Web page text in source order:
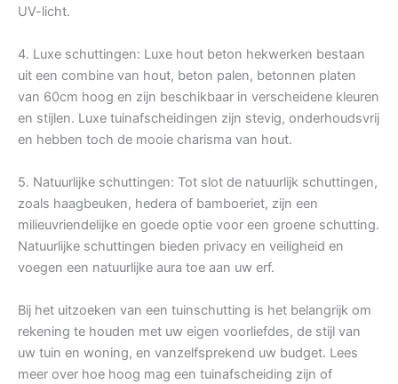
UV-licht.
4. Luxe schuttingen: Luxe hout beton hekwerken bestaan
uit een combine van hout, beton palen, betonnen platen
van 60cm hoog en zijn beschikbaar in verscheidene kleuren
en stijlen. Luxe tuinafscheidingen zijn stevig, onderhoudsvrij
en hebben toch de mooie charisma van hout.
5. Natuurlijke schuttingen: Tot slot de natuurlijk schuttingen,
zoals haagbeuken, hedera of bamboeriet, zijn een
milieuvriendelijke en goede optie voor een groene schutting.
Natuurlijke schuttingen bieden privacy en veiligheid en
voegen een natuurlijke aura toe aan uw erf.
Bij het uitzoeken van een tuinschutting is het belangrijk om
rekening te houden met uw eigen voorliefdes, de stijl van
uw tuin en woning, en vanzelfsprekend uw budget. Lees
meer over hoe hoog mag een tuinafscheiding zijn of